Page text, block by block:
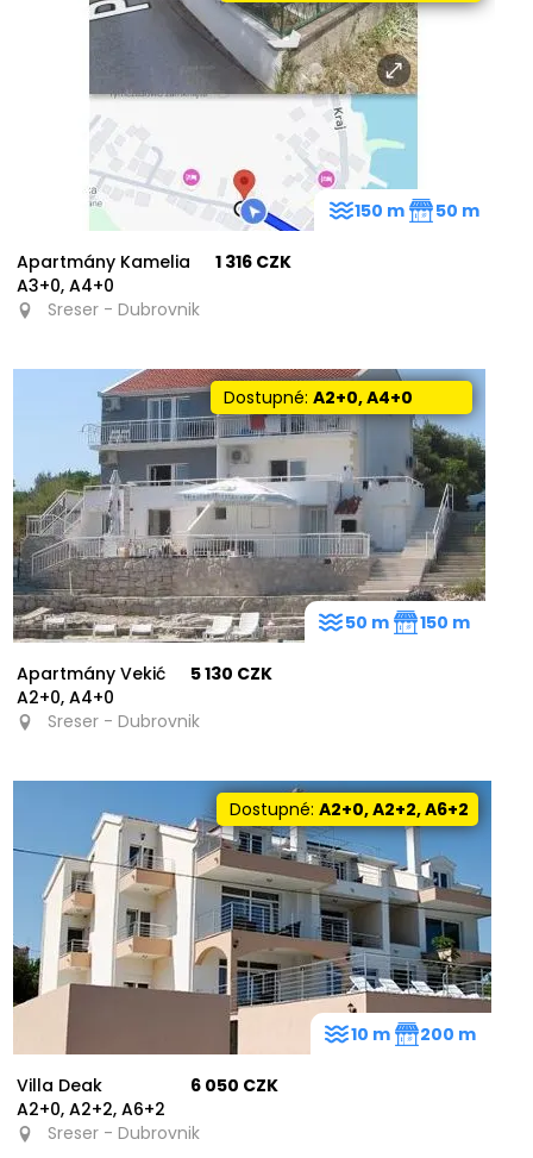
Apartmány Kamelia
A3+0, A4+0
1 316 CZK
Sreser - Dubrovnik
150 m 50 m
Dostupné: A2+0, A4+0
Apartmány Vekić
A2+0, A4+0
5 130 CZK
Sreser - Dubrovnik
50 m 150 m
Dostupné: A2+0, A2+2, A6+2
Villa Deak
A2+0, A2+2, A6+2
6 050 CZK
Sreser - Dubrovnik
10 m 200 m